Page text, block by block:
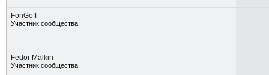
FonGoff
Участник сообщества
Fedor Malkin
Участник сообщества